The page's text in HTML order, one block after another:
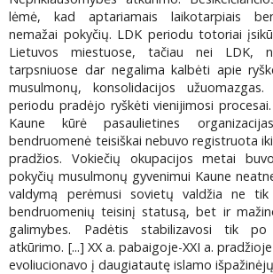
lėmė, kad aptariamais laikotarpiais
nemažai pokyčių. LDK periodu totoriai
Lietuvos miestuose, tačiau nei LDK,
tarpsniuose dar negalima kalbėti apie
musulmonų, konsolidacijos
periodu pradėjo ryškėti vienijimosi
Kaune kūrė pasaulietines
bendruomenė teisiškai nebuvo registruota
pradžios. Vokiečių okupacijos metai
pokyčių musulmonų gyvenimui Kaune
valdymą perėmusi sovietų valdžia ne tik
bendruomenių teisinį statusą, bet ir
galimybes. Padėtis stabilizavosi tik po
atkūrimo. [...] XX a. pabaigoje-XXI a.
evoliucionavo į daugiatautę islamo